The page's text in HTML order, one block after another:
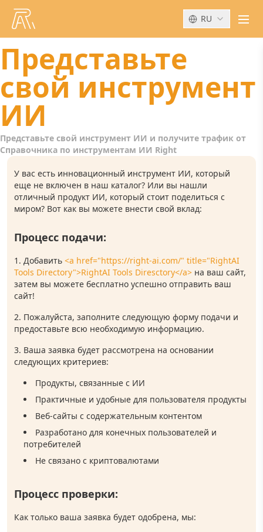
RU
Представьте
свой инструмент
ИИ
Представьте свой инструмент ИИ и получите трафик от
Справочника по инструментам ИИ Right
У вас есть инновационный инструмент ИИ, который
еще не включен в наш каталог? Или вы нашли
отличный продукт ИИ, который стоит поделиться с
миром? Вот как вы можете внести свой вклад:
Процесс подачи:
Добавить <a href="https://right-ai.com/" title="RightAI
Tools Directory">RightAI Tools Diresctory</a> на ваш сайт,
затем вы можете бесплатно успешно отправить ваш
сайт!
Пожалуйста, заполните следующую форму подачи и
предоставьте всю необходимую информацию.
Ваша заявка будет рассмотрена на основании
следующих критериев:
Продукты, связанные с ИИ
Практичные и удобные для пользователя продукты
Веб-сайты с содержательным контентом
Разработано для конечных пользователей и
потребителей
Не связано с криптовалютами
Процесс проверки:
Как только ваша заявка будет одобрена, мы: